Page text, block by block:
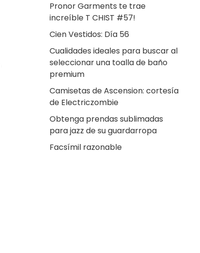
Pronor Garments te trae
increíble T CHIST #57!
Cien Vestidos: Día 56
Cualidades ideales para buscar al
seleccionar una toalla de baño
premium
Camisetas de Ascension: cortesía
de Electriczombie
Obtenga prendas sublimadas
para jazz de su guardarropa
Facsímil razonable